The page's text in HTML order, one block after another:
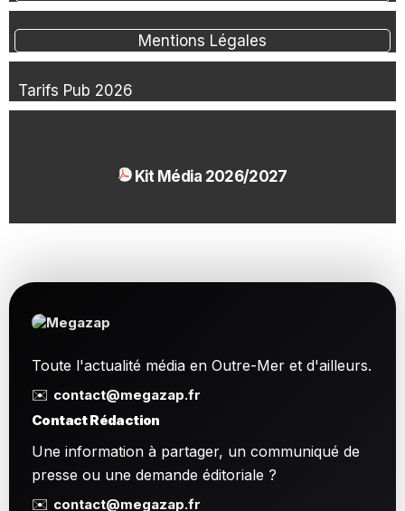
Mentions Légales
Tarifs Pub 2026
Kit Média 2026/2027
Toute l'actualité média en Outre-Mer et d'ailleurs.
✉️ contact@megazap.fr
Contact Rédaction
Une information à partager, un communiqué de
presse ou une demande éditoriale ?
✉️ contact@megazap.fr